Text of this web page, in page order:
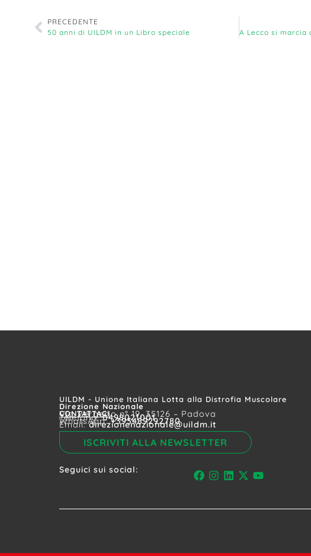
PRECEDENTE
50 anni di UILDM in un Libro speciale
UILDM - Unione Italiana Lotta alla Distrofia Muscolare
Direzione Nazionale
CONTATTACI
Via Vergerio n° 19, 35126 – Padova
Telefono:0498021001
WhatsApp:+393489292780
Email:direzionenazionale@uildm.it
ISCRIVITI ALLA NEWSLETTER
Seguici sui social: